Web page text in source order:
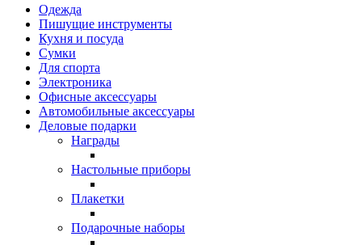
Одежда
Пишущие инструменты
Кухня и посуда
Сумки
Для спорта
Электроника
Офисные аксессуары
Автомобильные аксессуары
Деловые подарки
Награды
Настольные приборы
Плакетки
Подарочные наборы